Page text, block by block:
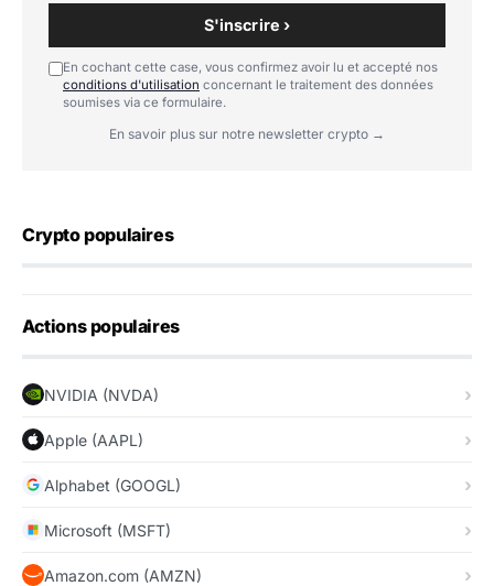
S'inscrire ›
En cochant cette case, vous confirmez avoir lu et accepté nos
conditions d'utilisation concernant le traitement des données
soumises via ce formulaire.
En savoir plus sur notre newsletter crypto →
Crypto populaires
Actions populaires
NVIDIA (NVDA)
Apple (AAPL)
Alphabet (GOOGL)
Microsoft (MSFT)
Amazon.com (AMZN)